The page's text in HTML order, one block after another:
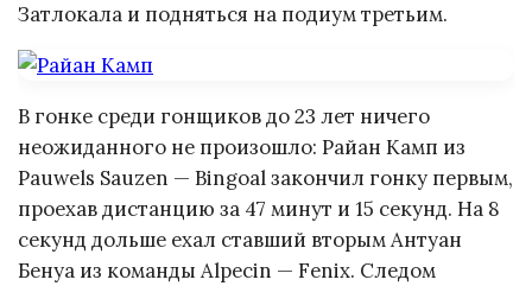
Затлокала и подняться на подиум третьим.
В гонке среди гонщиков до 23 лет ничего
неожиданного не произошло: Райан Камп из
Pauwels Sauzen — Bingoal закончил гонку первым,
проехав дистанцию за 47 минут и 15 секунд. На 8
секунд дольше ехал ставший вторым Антуан
Бенуа из команды Alpecin — Fenix. Следом